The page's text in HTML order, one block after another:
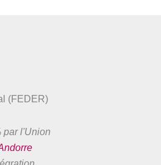
(FEDER)
par l'Union